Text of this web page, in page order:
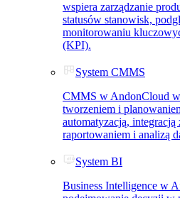
wspiera zarządzanie
statusów stanowisk,
monitorowaniu
(KPI).
System CMMS
CMMS w AndonCloud
tworzeniem i
automatyzacją,
raportowaniem i analizą
System BI
Business Intelligence w